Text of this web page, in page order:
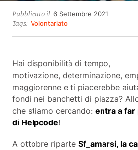
Pubblicato il 6 Settembre 2021
Tags: Volontariato
Hai disponibilità di tempo,
motivazione, determinazione,
maggiorenne e ti piacerebbe
fondi nei banchetti di piazza?
che stiamo cercando: entra a far
di Helpcode!
A ottobre riparte Sf_amarsi, la